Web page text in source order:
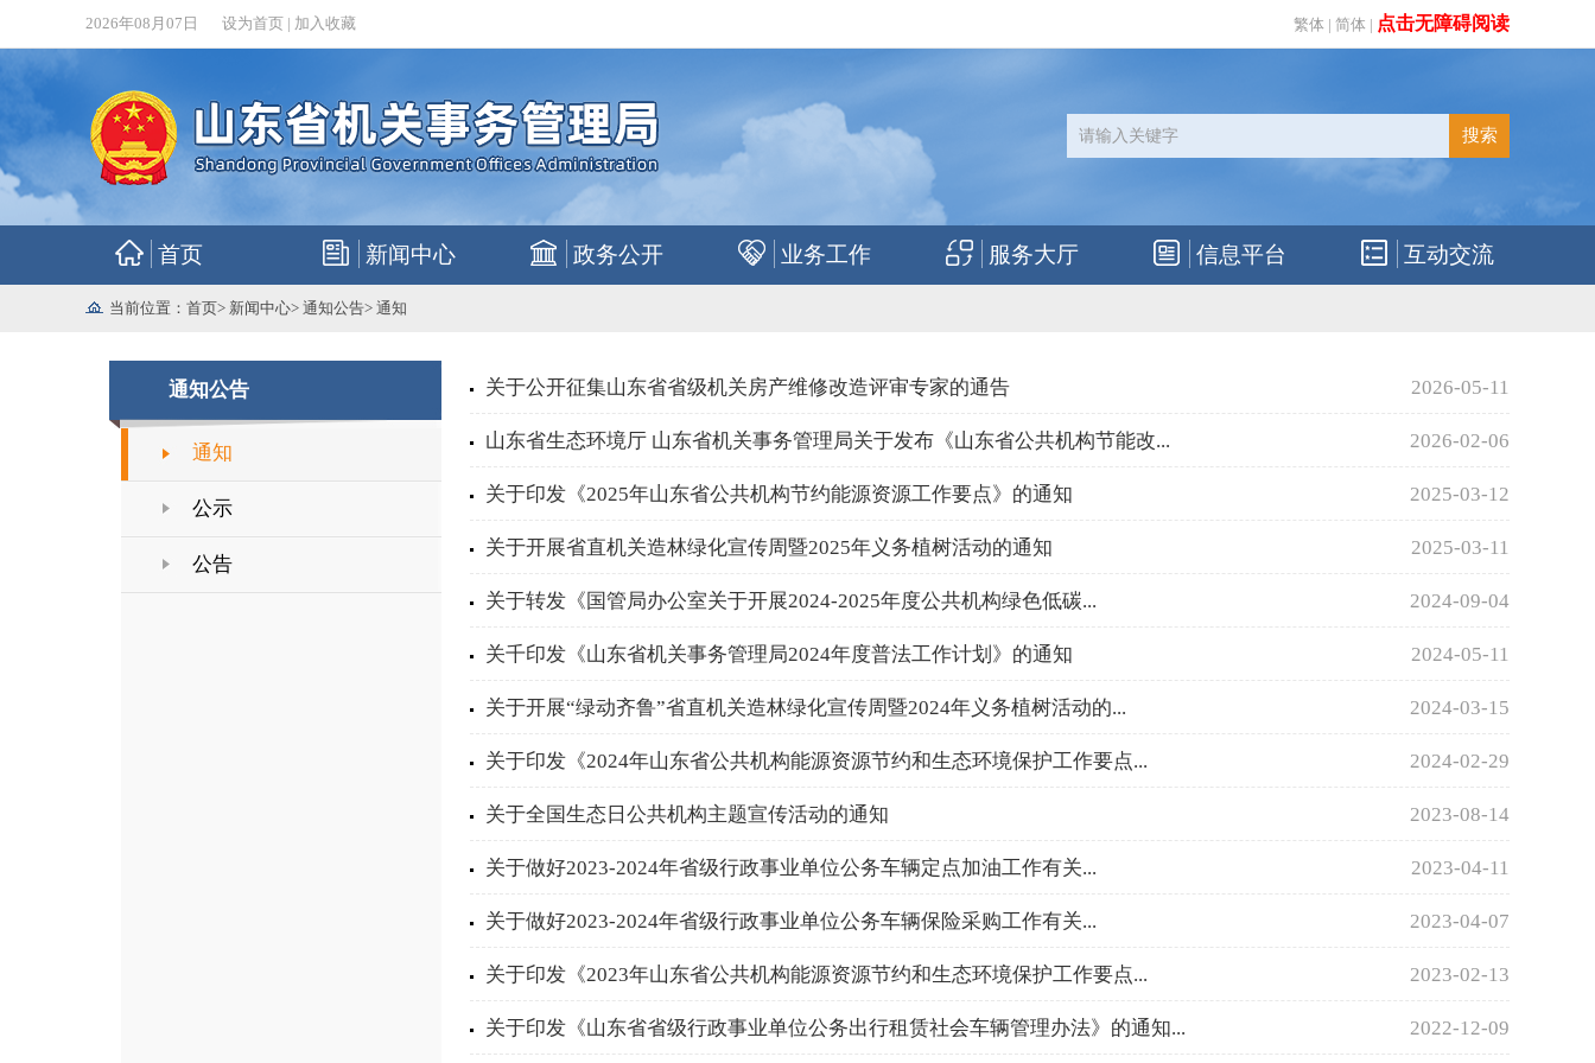
2026年08月07日 设为首页 | 加入收藏 繁体 | 简体 | 点击无障碍阅读
首页 新闻中心 政务公开 业务工作 服务大厅 信息平台 互动交流
当前位置： 首页> 新闻中心> 通知公告> 通知
通知公告
通知
公示
公告
关于公开征集山东省省级机关房产维修改造评审专家的通告 2026-05-11
山东省生态环境厅 山东省机关事务管理局关于发布《山东省公共机构节能改... 2026-02-06
关于印发《2025年山东省公共机构节约能源资源工作要点》的通知 2025-03-12
关于开展省直机关造林绿化宣传周暨2025年义务植树活动的通知 2025-03-11
关于转发《国管局办公室关于开展2024-2025年度公共机构绿色低碳... 2024-09-04
关千印发《山东省机关事务管理局2024年度普法工作计划》的通知 2024-05-11
关于开展“绿动齐鲁”省直机关造林绿化宣传周暨2024年义务植树活动的... 2024-03-15
关于印发《2024年山东省公共机构能源资源节约和生态环境保护工作要点... 2024-02-29
关于全国生态日公共机构主题宣传活动的通知 2023-08-14
关于做好2023-2024年省级行政事业单位公务车辆定点加油工作有关... 2023-04-11
关于做好2023-2024年省级行政事业单位公务车辆保险采购工作有关... 2023-04-07
关于印发《2023年山东省公共机构能源资源节约和生态环境保护工作要点... 2023-02-13
关于印发《山东省省级行政事业单位公务出行租赁社会车辆管理办法》的通知... 2022-12-09